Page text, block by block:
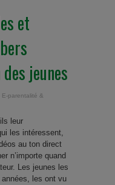
et
jeunes
E-parentalité &
leur
les intéressent,
au ton direct
n’importe quand
Les jeunes les
les ont vu